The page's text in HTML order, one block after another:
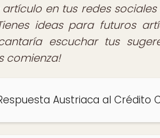
en tus redes
ideas para futuros
escuchar tus
comienza!
Austriaca al Crédito